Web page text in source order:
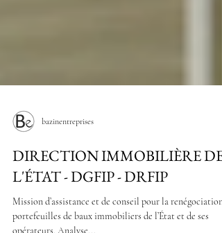
bazinentreprises
DIRECTION IMMOBILIÈRE DE
L'ÉTAT - DGFIP - DRFIP